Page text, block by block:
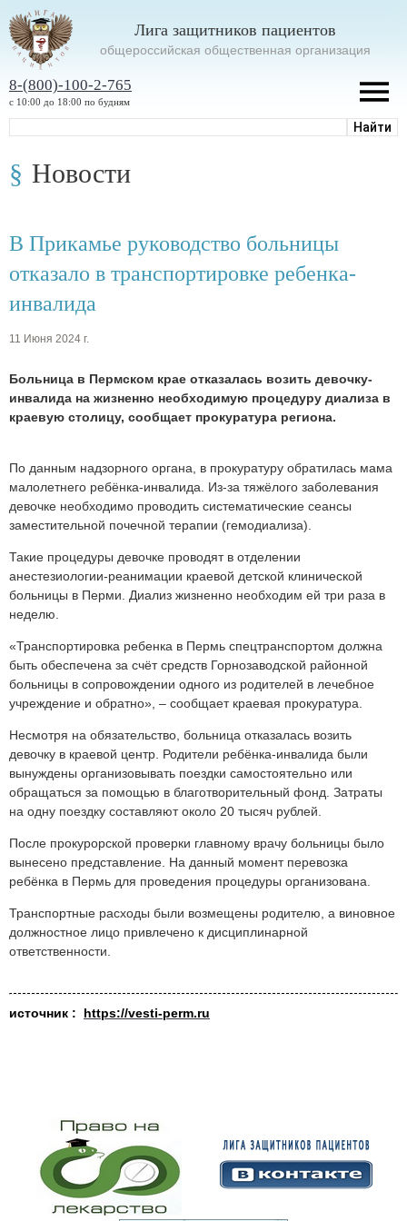
Лига защитников пациентов
oбщероссийская общественная организация
8-(800)-100-2-765
с 10:00 до 18:00 по будням
Новости
В Прикамье руководство больницы
отказало в транспортировке ребенка-
инвалида
11 Июня 2024 г.
Больница в Пермском крае отказалась возить девочку-
инвалида на жизненно необходимую процедуру диализа в
краевую столицу, сообщает прокуратура региона.
По данным надзорного органа, в прокуратуру обратилась мама
малолетнего ребёнка-инвалида. Из-за тяжёлого заболевания
девочке необходимо проводить систематические сеансы
заместительной почечной терапии (гемодиализа).
Такие процедуры девочке проводят в отделении
анестезиологии-реанимации краевой детской клинической
больницы в Перми. Диализ жизненно необходим ей три раза в
неделю.
«Транспортировка ребенка в Пермь спецтранспортом должна
быть обеспечена за счёт средств Горнозаводской районной
больницы в сопровождении одного из родителей в лечебное
учреждение и обратно», – сообщает краевая прокуратура.
Несмотря на обязательство, больница отказалась возить
девочку в краевой центр. Родители ребёнка-инвалида были
вынуждены организовывать поездки самостоятельно или
обращаться за помощью в благотворительный фонд. Затраты
на одну поездку составляют около 20 тысяч рублей.
После прокурорской проверки главному врачу больницы было
вынесено представление. На данный момент перевозка
ребёнка в Пермь для проведения процедуры организована.
Транспортные расходы были возмещены родителю, а виновное
должностное лицо привлечено к дисциплинарной
ответственности.
источник : https://vesti-perm.ru